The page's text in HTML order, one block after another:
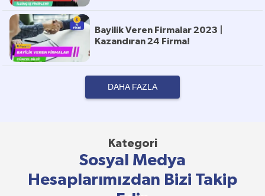
Bayilik Veren Firmalar 2023 |
Kazandıran 24 Firma!
DAHA FAZLA
Kategori
Sosyal Medya
Hesaplarımızdan Bizi Takip